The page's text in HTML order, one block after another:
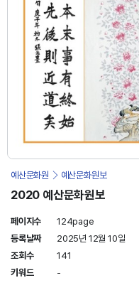
예산문화원 예산문화원보
2020 예산문화원보
페이지수
124page
등록날짜
2025년 12월 10일
조회수
141
키워드
-